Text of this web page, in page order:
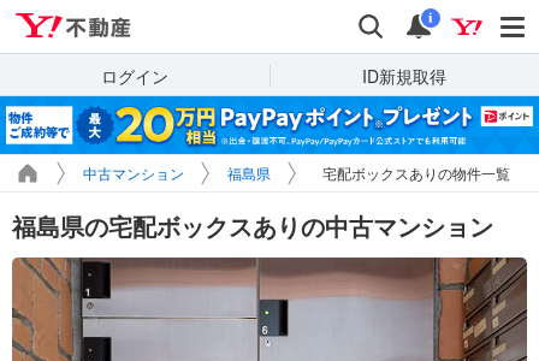
検索 通知
i
ログイン ID新規取得
中古マンション 福島県 宅配ボックスありの物件一覧
福島県の宅配ボックスありの中古マンション